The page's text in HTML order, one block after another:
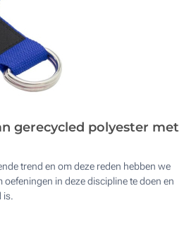
gerecycled polyester met
trend en om deze reden hebben we
in deze discipline te doen en
is.